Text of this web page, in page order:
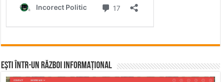
Ești într-un RĂZBOI INFORMAȚIONAL